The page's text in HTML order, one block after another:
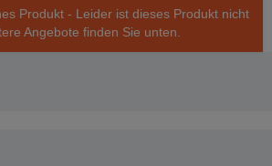
Produkt - Leider ist dieses Produkt nicht
Angebote finden Sie unten.